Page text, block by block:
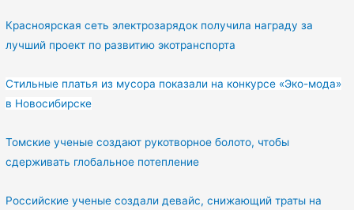
Красноярская сеть электрозарядок получила награду за
лучший проект по развитию экотранспорта
Стильные платья из мусора показали на конкурсе «Эко-мода»
в Новосибирске
Томские ученые создают рукотворное болото, чтобы
сдерживать глобальное потепление
Российские ученые создали девайс, снижающий траты на